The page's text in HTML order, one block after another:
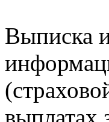
Выписка
выплатах